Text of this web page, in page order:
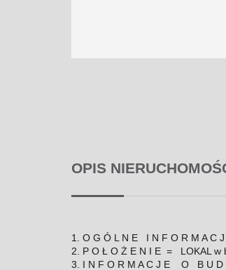
OPIS
1. O G Ó L N E I N F O R M A C
2. P O Ł O Ż E N I E = LOKAL w
3. I N F O R M A C J E O B U D